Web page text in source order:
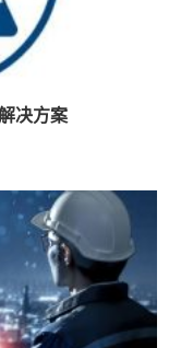
决方案